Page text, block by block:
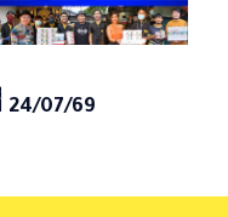
07/69